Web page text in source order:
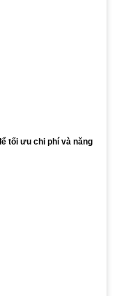
tối ưu chi phí và năng